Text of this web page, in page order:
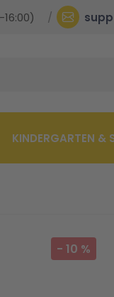
KINDERGARTEN &
- 10 %